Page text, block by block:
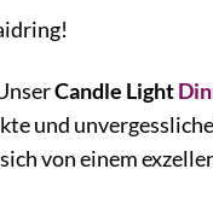
Candle Light
und
von einem